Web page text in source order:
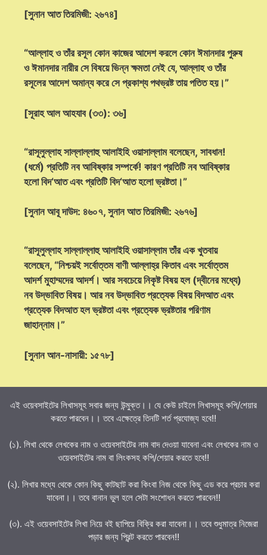
[সুনান আত তিরমিজী: ২৬৭৪]
“আল্লাহ ও তাঁর রসূল কোন কাজের আদেশ করলে কোন ঈমানদার পুরুষ
ও ঈমানদার নারীর সে বিষয়ে ভিন্ন ক্ষমতা নেই যে, আল্লাহ ও তাঁর
রসূলের আদেশ অমান্য করে সে প্রকাশ্য পথভ্রষ্ট তায় পতিত হয়।”
[সূরাহ আল আহযাব (৩৩): ৩৬]
“রাসূলুল্লাহ সাল্লাল্লাহু আলাইহি ওয়াসাল্লাম বলেছেন, সাবধান!
(ধর্মে) প্রতিটি নব আবিষ্কার সম্পর্কে! কারণ প্রতিটি নব আবিষ্কার
হলো বিদ‘আত এবং প্রতিটি বিদ‘আত হলো ভ্রষ্টতা।”
[সুনান আবূ দাউদ: ৪৬০৭, সুনান আত তিরমিজী: ২৬৭৬]
“রাসূলুল্লাহ সাল্লাল্লাহু আলাইহি ওয়াসাল্লাম তাঁর এক খুতবায়
বলেছেন, “নিশ্চয়ই সর্বোত্তম বাণী আল্লাহ্‌র কিতাব এবং সর্বোত্তম
আদর্শ মুহাম্মদের আদর্শ। আর সবচেয়ে নিকৃষ্ট বিষয় হল (দ্বীনের মধ্যে)
নব উদ্ভাবিত বিষয়। আর নব উদ্ভাবিত প্রত্যেক বিষয় বিদআত এবং
প্রত্যেক বিদআত হল ভ্রষ্টতা এবং প্রত্যেক ভ্রষ্টতার পরিণাম
জাহান্নাম।”
[সুনান আন-নাসায়ী: ১৫৭৮]
এই ওয়েবসাইটের লিখাসমূহ সবার জন্য উন্মুক্ত।। যে কেউ চাইলে লিখাসমূহ কপি/শেয়ার
করতে পারবেন।। তবে এক্ষেত্রে তিনটি শর্ত প্রযোজ্য হবে!!
(১). লিখা থেকে লেখকের নাম ও ওয়েবসাইটের নাম বাদ দেওয়া যাবেনা এবং লেখকের নাম ও
ওয়েবসাইটের নাম বা লিংকসহ কপি/শেয়ার করতে হবে!!
(২). লিখার মধ্যে থেকে কোন কিছু কাটছাট করা কিংবা নিজ থেকে কিছু এড করে প্রচার করা
যাবেনা।। তবে বানান ভুল হলে সেটা সংশোধন করতে পারবেন!!
(৩). এই ওয়েবসাইটের লিখা নিয়ে বই ছাপিয়ে বিক্রি করা যাবেনা।। তবে শুধুমাত্র নিজেরা
পড়ার জন্য প্রিন্ট করতে পারবেন!!